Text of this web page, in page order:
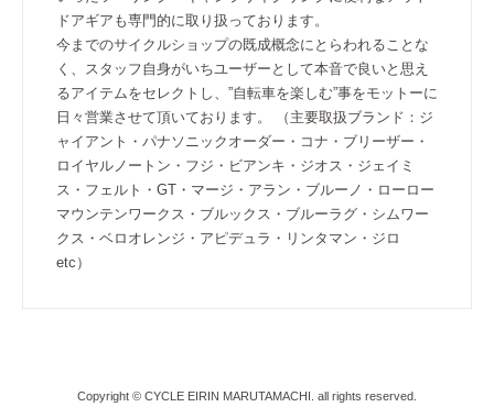
ドアギアも専門的に取り扱っております。
今までのサイクルショップの既成概念にとらわれることな
く、スタッフ自身がいちユーザーとして本音で良いと思え
るアイテムをセレクトし、”自転車を楽しむ”事をモットーに
日々営業させて頂いております。 （主要取扱ブランド：ジ
ャイアント・パナソニックオーダー・コナ・ブリーザー・
ロイヤルノートン・フジ・ビアンキ・ジオス・ジェイミ
ス・フェルト・GT・マージ・アラン・ブルーノ・ローロー
マウンテンワークス・ブルックス・ブルーラグ・シムワー
クス・ベロオレンジ・アピデュラ・リンタマン・ジロ
etc）
Copyright © CYCLE EIRIN MARUTAMACHI. all rights reserved.